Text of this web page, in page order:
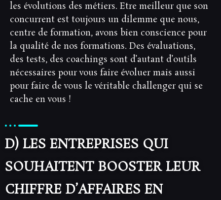
les évolutions des métiers. Etre meilleur que son
concurrent est toujours un dilemme que nous,
centre de formation, avons bien conscience pour
la qualité de nos formations. Des évaluations,
des tests, des coachings sont d’autant d’outils
nécessaires pour vous faire évoluer mais aussi
pour faire de vous le véritable challenger qui se
cache en vous !
D) LES ENTREPRISES QUI
SOUHAITENT BOOSTER LEUR
CHIFFRE D’AFFAIRES EN